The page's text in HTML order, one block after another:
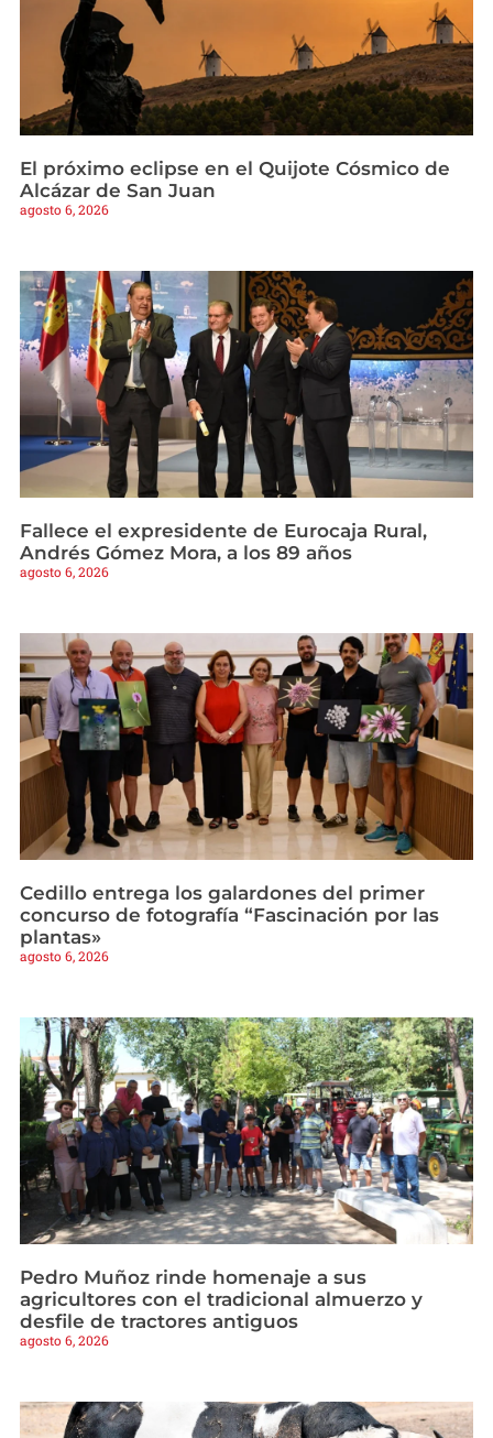
El próximo eclipse en el Quijote Cósmico de
Alcázar de San Juan
agosto 6, 2026
Fallece el expresidente de Eurocaja Rural,
Andrés Gómez Mora, a los 89 años
agosto 6, 2026
Cedillo entrega los galardones del primer
concurso de fotografía “Fascinación por las
plantas»
agosto 6, 2026
Pedro Muñoz rinde homenaje a sus
agricultores con el tradicional almuerzo y
desfile de tractores antiguos
agosto 6, 2026